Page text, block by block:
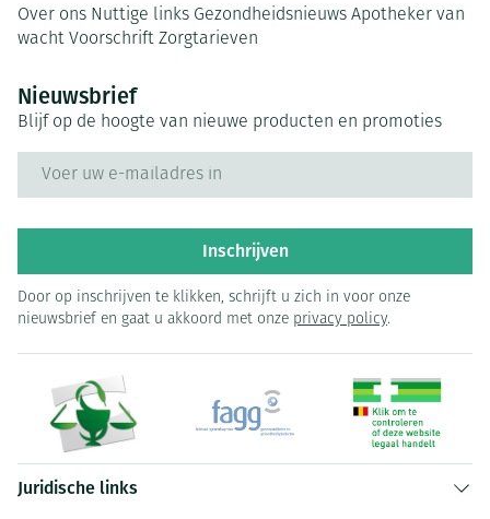
Over ons Nuttige links Gezondheidsnieuws Apotheker van
wacht Voorschrift Zorgtarieven
Nieuwsbrief
Blijf op de hoogte van nieuwe producten en promoties
Inschrijven
Door op inschrijven te klikken, schrijft u zich in voor onze
nieuwsbrief en gaat u akkoord met onze privacy policy.
Juridische links